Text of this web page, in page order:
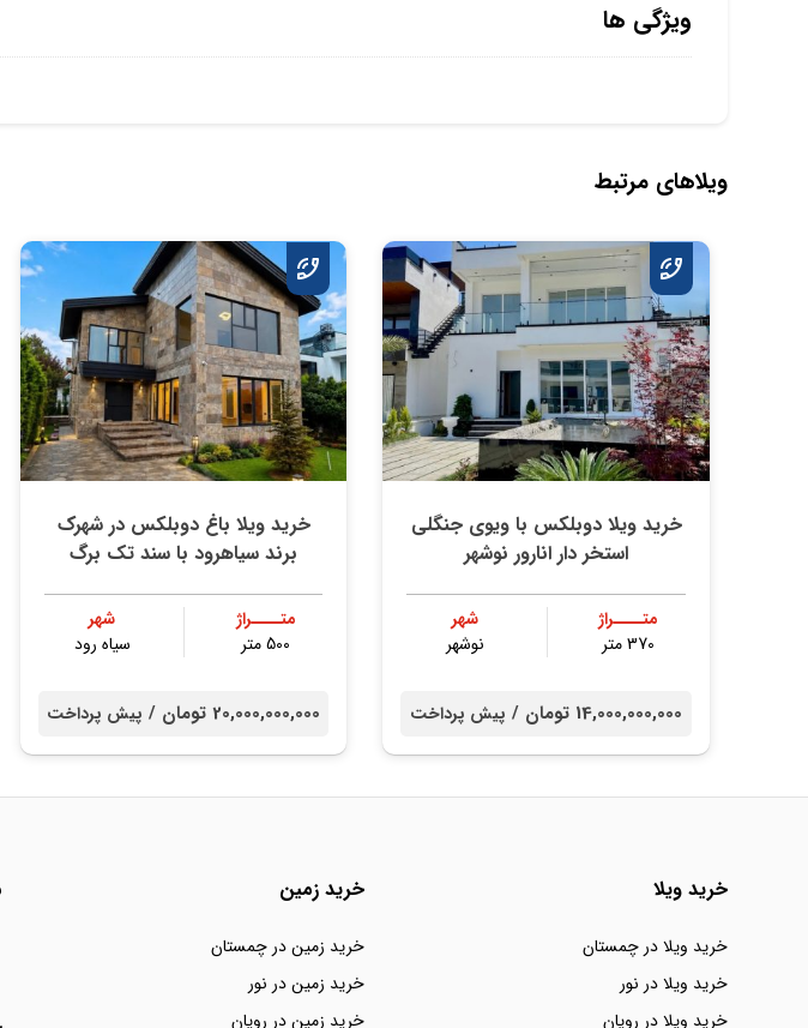
ویژگی ها
ویلاهای مرتبط
خريد ویلا دوبلکس با ویوی جنگلی
استخر دار انارور نوشهر
متــــراژ
370 متر
شهر
نوشهر
14,000,000,000 تومان / پیش پرداخت
خريد ویلا باغ دوبلکس در شهرک
برند سیاهرود با سند تك برگ
متــــراژ
500 متر
شهر
سیاه رود
20,000,000,000 تومان / پیش پرداخت
خرید ویلا
خرید ویلا در چمستان
خرید ویلا در نور
خرید ویلا در رویان
خرید زمین
خرید زمین در چمستان
خرید زمین در نور
خرید زمین در رویان